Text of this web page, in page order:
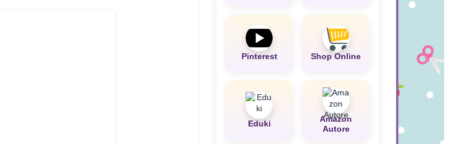
Pinterest Shop Online
Eduki
Amazon
Autore